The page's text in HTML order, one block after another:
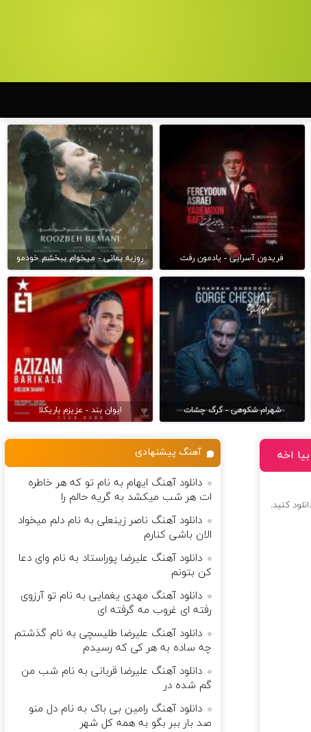
فریدون آسرایی - یادمون رفت روزبه بمانی - میخوام ببخشم خودمو
شهرام شکوهی - گرگ چشات ایوان بند - عزیزم باریکلا
اخه
کنید.
آهنگ پیشنهادی
دانلود آهنگ ایهام به نام تو که هر خاطره
ات هر شب میکشد به گریه حالم را
دانلود آهنگ ناصر زینعلی به نام دلم میخواد
الان باشی کنارم
دانلود آهنگ علیرضا پوراستاد به نام وای دعا
کن بتونم
دانلود آهنگ مهدی یغمایی به نام تو آرزوی
رفته ای غروب مه گرفته ای
دانلود آهنگ علیرضا طلیسچی به نام گذشتم
چه ساده به هر کی که رسیدم
دانلود آهنگ علیرضا قربانی به نام شب من
گم شده در
دانلود آهنگ رامین بی باک به نام دل منو
صد بار ببر بگو به همه کل شهر